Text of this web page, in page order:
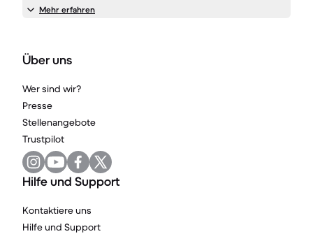
Mehr erfahren
Über uns
Wer sind wir?
Presse
Stellenangebote
Trustpilot
Hilfe und Support
Kontaktiere uns
Hilfe und Support